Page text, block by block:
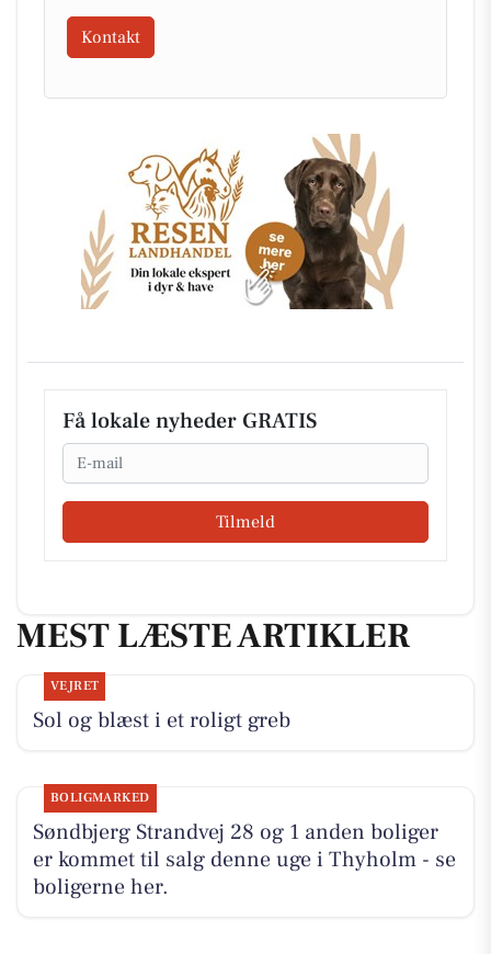
Kontakt
Få lokale nyheder GRATIS
Email
Tilmeld
MEST LÆSTE ARTIKLER
VEJRET
Sol og blæst i et roligt greb
BOLIGMARKED
Søndbjerg Strandvej 28 og 1 anden boliger
er kommet til salg denne uge i Thyholm - se
boligerne her.